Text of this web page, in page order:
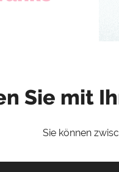
Sie mit
Sie können